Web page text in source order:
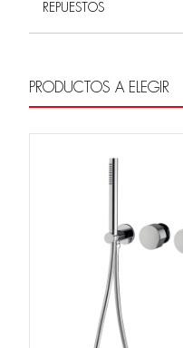
REPUESTOS
PRODUCTOS A ELEGIR